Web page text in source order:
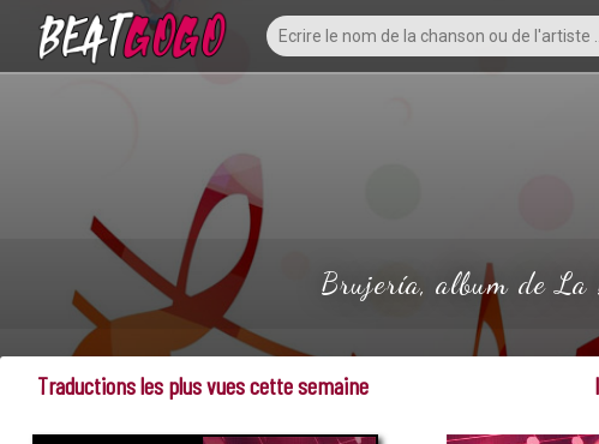
Brujería, album de La
Traductions les plus vues cette semaine